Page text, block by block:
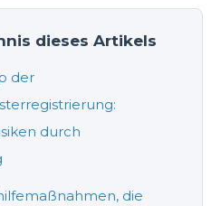
dieses Artikels
der
durch
die